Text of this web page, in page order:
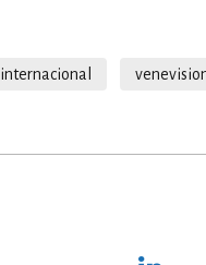
internacional